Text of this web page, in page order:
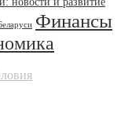
Финансы